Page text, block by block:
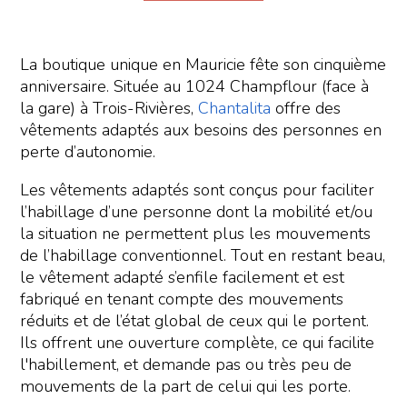
La boutique unique en Mauricie fête son cinquième
anniversaire. Située au 1024 Champflour (face à
la gare) à Trois-Rivières,Chantalita offre des
vêtements adaptés aux besoins des personnes en
perte d’autonomie.
Les vêtements adaptés sont conçus pour faciliter
l’habillage d’une personne dont la mobilité et/ou
la situation ne permettent plus les mouvements
de l’habillage conventionnel. Tout en restant beau,
le vêtement adapté s’enfile facilement et est
fabriqué en tenant compte des mouvements
réduits et de l’état global de ceux qui le portent.
Ils offrent une ouverture complète, ce qui facilite
l'habillement, et demande pas ou très peu de
mouvements de la part de celui qui les porte.